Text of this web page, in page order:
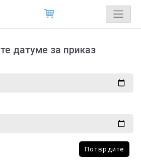
датуме за приказ
Потврдите